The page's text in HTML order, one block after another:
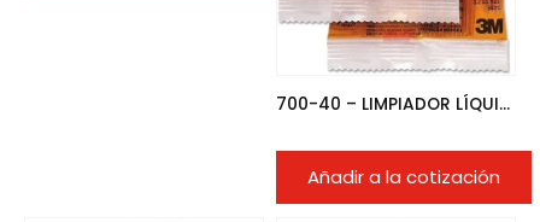
700-40 – LIMPIADOR LÍQUIDO PARA PLANCHAS DE COCINA
Añadir a la cotización